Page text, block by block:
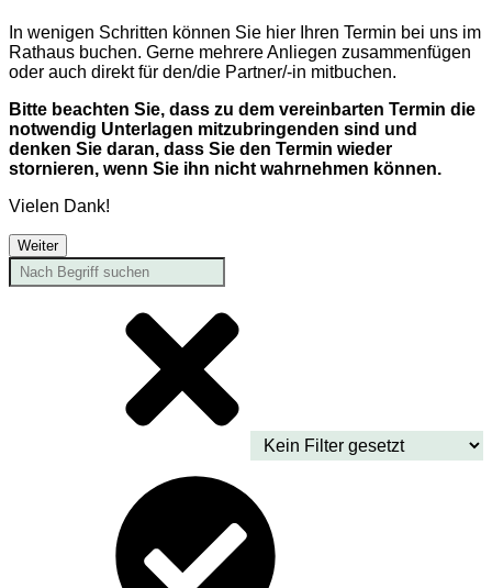
In wenigen Schritten können Sie hier Ihren Termin bei uns im
Rathaus buchen. Gerne mehrere Anliegen zusammenfügen
oder auch direkt für den/die Partner/-in mitbuchen.
Bitte beachten Sie, dass zu dem vereinbarten Termin die
notwendig Unterlagen mitzubringenden sind und
denken Sie daran, dass Sie den Termin wieder
stornieren, wenn Sie ihn nicht wahrnehmen können.
Vielen Dank!
Weiter